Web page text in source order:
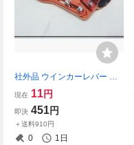
社外品 ウインカーレバー ポ
ジションアップキット ウイ
ンカー延長レバー アルミ製
汎用 即納
現在 11円
即決 451円
＋送料910円
0 1日